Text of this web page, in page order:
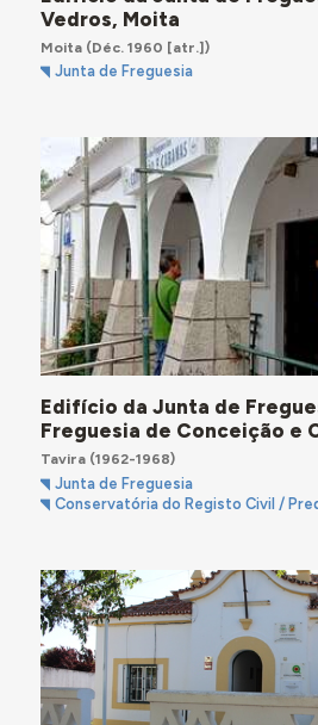
Vedros, Moita
Moita(Déc. 1960 [atr.])
Junta de Freguesia
Edifício da Junta de
Freguesia de Conceição e
Tavira(1962-1968)
Junta de Freguesia
Conservatória do Registo Civil /